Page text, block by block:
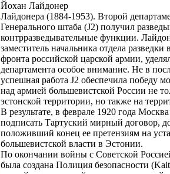
Йохан Лайдонер
Лайдонера (1884-1953). Второй
Генерального штаба (J2) получил
контрразведывательные функции.
заместитель начальника отдела разведки
фронта российской царской армии,
департамента особое внимание. Не в
успешная работа J2 обеспечила победу
над армией большевистской России не
эстонской территории, но также на
В результате, в феврале 1920 года
подписать Тартуский мирный договор,
положивший конец ее претензиям на
большевистской власти в Эстонии.
По окончании войны с Советской
была создана Полиция безопасности